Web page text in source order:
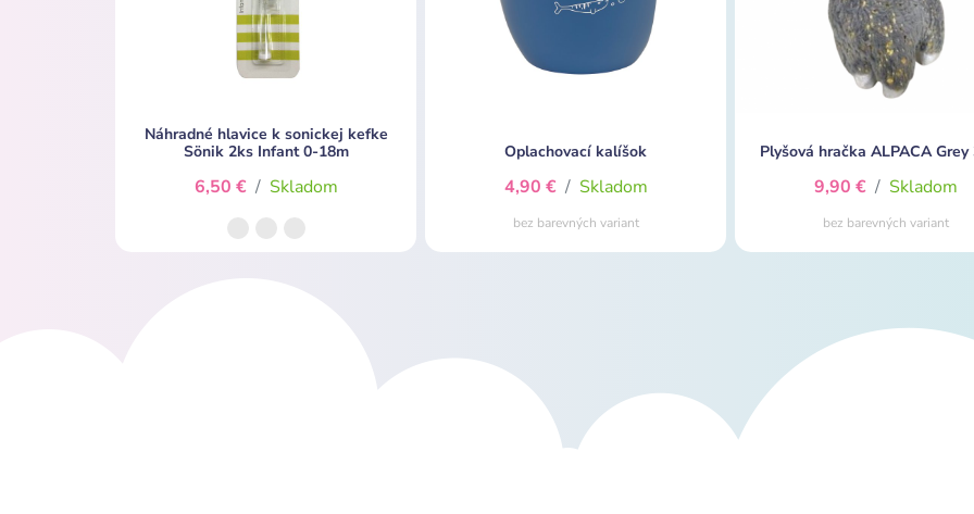
Náhradné hlavice k sonickej kefke
Sönik 2ks Infant 0-18m
6,50 € / Skladom
Oplachovací kalíšok
4,90 € / Skladom
bez barevných variant
Plyšová hračka ALPACA Grey
9,90 € / Skladom
bez barevných variant